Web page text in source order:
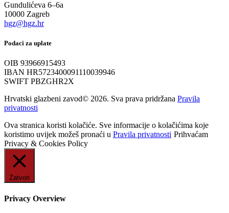
Gundulićeva 6–6a
10000 Zagreb
hgz@hgz.hr
Podaci za uplate
OIB 93966915493
IBAN HR5723400091110039946
SWIFT PBZGHR2X
Hrvatski glazbeni zavod© 2026. Sva prava pridržana Pravila
privatnosti
Ova stranica koristi kolačiće. Sve informacije o kolačićima koje
koristimo uvijek možeš pronaći u Pravila privatnosti Prihvaćam
Privacy & Cookies Policy
Zatvori
Privacy Overview